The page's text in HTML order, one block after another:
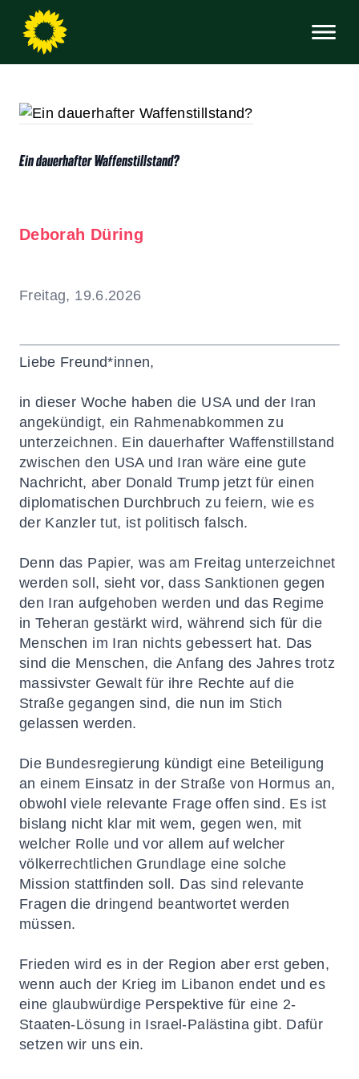
Ein dauerhafter Waffenstillstand?
Deborah Düring
Freitag, 19.6.2026
Liebe Freund*innen,
in dieser Woche haben die USA und der Iran
angekündigt, ein Rahmenabkommen zu
unterzeichnen. Ein dauerhafter Waffenstillstand
zwischen den USA und Iran wäre eine gute
Nachricht, aber Donald Trump jetzt für einen
diplomatischen Durchbruch zu feiern, wie es
der Kanzler tut, ist politisch falsch.
Denn das Papier, was am Freitag unterzeichnet
werden soll, sieht vor, dass Sanktionen gegen
den Iran aufgehoben werden und das Regime
in Teheran gestärkt wird, während sich für die
Menschen im Iran nichts gebessert hat. Das
sind die Menschen, die Anfang des Jahres trotz
massivster Gewalt für ihre Rechte auf die
Straße gegangen sind, die nun im Stich
gelassen werden.
Die Bundesregierung kündigt eine Beteiligung
an einem Einsatz in der Straße von Hormus an,
obwohl viele relevante Frage offen sind. Es ist
bislang nicht klar mit wem, gegen wen, mit
welcher Rolle und vor allem auf welcher
völkerrechtlichen Grundlage eine solche
Mission stattfinden soll. Das sind relevante
Fragen die dringend beantwortet werden
müssen.
Frieden wird es in der Region aber erst geben,
wenn auch der Krieg im Libanon endet und es
eine glaubwürdige Perspektive für eine 2-
Staaten-Lösung in Israel-Palästina gibt. Dafür
setzen wir uns ein.